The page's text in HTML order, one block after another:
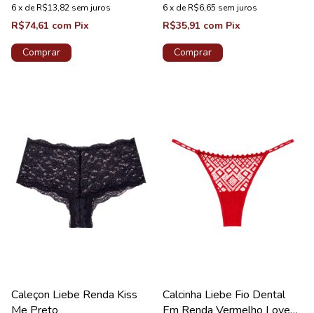
6x deR$13,82 sem juros
R$74,61 com Pix
Comprar
6x deR$6,65 sem juros
R$35,91 com Pix
Comprar
Caleçon Liebe Renda Kiss
Calcinha Liebe Fio Dental